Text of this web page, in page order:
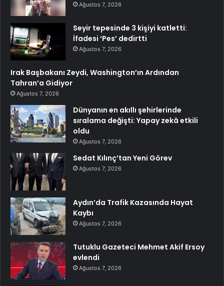
Ağustos 7, 2026
Seyir tepesinde 3 kişiyi katletti:
İfadesi ‘Pes’ dedirtti
Ağustos 7, 2026
Irak Başbakanı Zeydi, Washington’ın Ardından
Tahran’a Gidiyor
Ağustos 7, 2026
Dünyanın en akıllı şehirlerinde
sıralama değişti: Yapay zekâ etkili
oldu
Ağustos 7, 2026
Sedat Kılınç’tan Yeni Görev
Ağustos 7, 2026
Aydın’da Trafik Kazasında Hayat
Kaybı
Ağustos 7, 2026
Tutuklu Gazeteci Mehmet Akif Ersoy
evlendi
Ağustos 7, 2026